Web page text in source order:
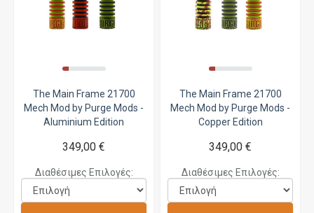
The Main Frame 21700
Mech Mod by Purge Mods -
Aluminium Edition
349,00 €
Διαθέσιμες Επιλογές:
The Main Frame 21700
Mech Mod by Purge Mods -
Copper Edition
349,00 €
Διαθέσιμες Επιλογές: